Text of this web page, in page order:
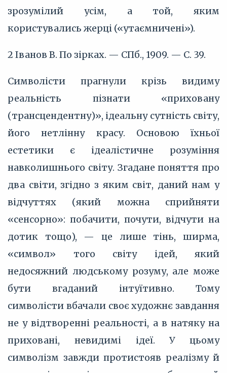
зрозумілий усім, а той, яким
користувались жерці («утаємничені»).
2 Іванов В. По зірках. — СПб., 1909. — С. 39.
Символісти прагнули крізь видиму
реальність пізнати «приховану
(трансцендентну)», ідеальну сутність світу,
його нетлінну красу. Основою їхньої
естетики є ідеалістичне розуміння
навколишнього світу. Згадане поняття про
два світи, згідно з яким світ, даний нам у
відчуттях (який можна сприйняти
«сенсорно»: побачити, почути, відчути на
дотик тощо), — це лише тінь, ширма,
«символ» того світу ідей, який
недосяжний людському розуму, але може
бути вгаданий інтуїтивно. Тому
символісти вбачали своє художнє завдання
не у відтворенні реальності, а в натяку на
приховані, невидимі ідеї. У цьому
символізм завжди протистояв реалізму й